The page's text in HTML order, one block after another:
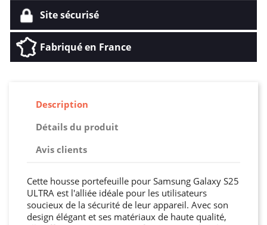
Site sécurisé
Fabriqué en France
Description
Détails du produit
Avis clients
Cette housse portefeuille pour Samsung Galaxy S25
ULTRA est l'alliée idéale pour les utilisateurs
soucieux de la sécurité de leur appareil. Avec son
design élégant et ses matériaux de haute qualité,